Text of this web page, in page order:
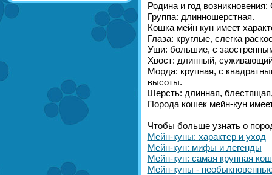
Родина и год
Группа: длинношерстная.
Кошка мейн кун имеет
Глаза: круглые, слегка
Уши: большие, с
Хвост: длинный,
Морда: крупная, с
высоты.
Шерсть: длинная,
Порода кошек мейн-кун
Чтобы больше узнать о
Мейн-куны: характер и уход
Мейн-кун: мифы и легенды
Мейн-кун: самая крупная
Мейн-куны -